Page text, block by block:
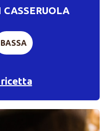
BASSA
ricetta